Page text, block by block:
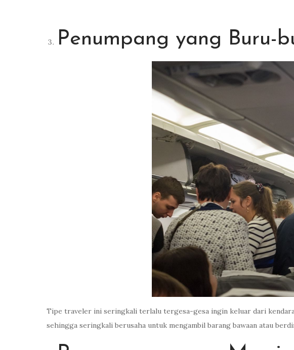
Penumpang yang Buru-
Tipe traveler ini seringkali terlalu tergesa-gesa ingin keluar dari
sehingga seringkali berusaha untuk mengambil barang bawaan atau